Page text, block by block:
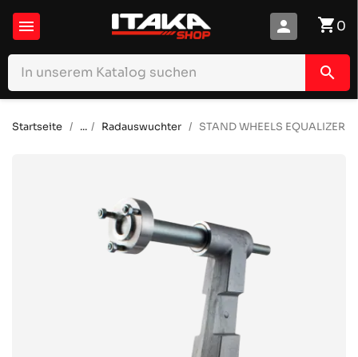
 shopping_cart0
person
search
Startseite ... Radauswuchter STAND WHEELS EQUALIZER